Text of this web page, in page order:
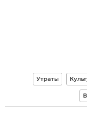
Утраты